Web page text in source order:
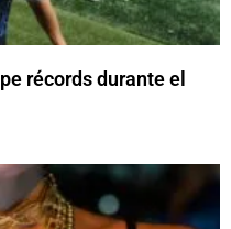
récords durante el